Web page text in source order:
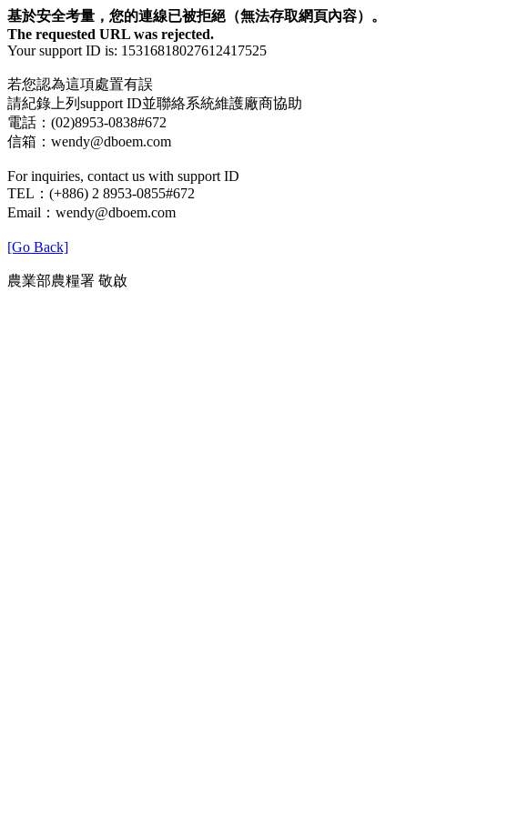
基於安全考量，您的連線已被拒絕（無法存取網頁內容）。
The requested URL was rejected.
Your support ID is: 15316818027612417525
若您認為這項處置有誤
請紀錄上列support ID並聯絡系統維護廠商協助
電話：(02)8953-0838#672
信箱：wendy@dboem.com
For inquiries, contact us with support ID
TEL：(+886) 2 8953-0855#672
Email：wendy@dboem.com
[Go Back]
農業部農糧署 敬啟